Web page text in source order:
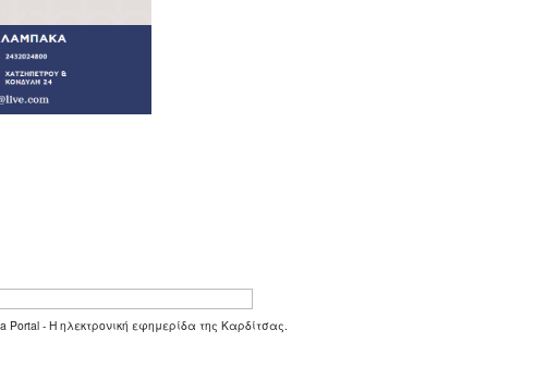
- Η ηλεκτρονική εφημερίδα της Καρδίτσας.